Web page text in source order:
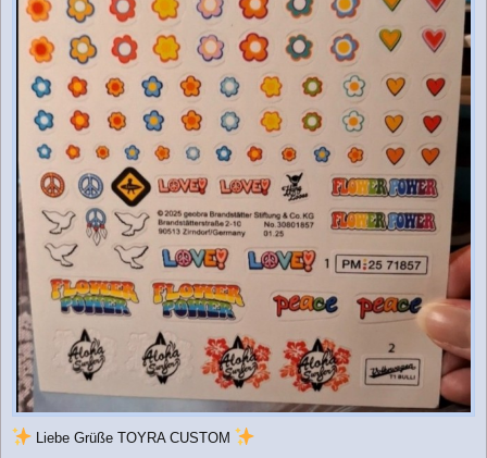
Liebe Grüße TOYRA CUSTOM